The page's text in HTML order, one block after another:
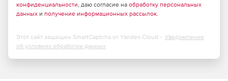
взаиморасчеты, движение денежных средств;
авансовый отчет;
конфиденциальности, даю согласие на обработку персональных
данных и получение информационных рассылок.
Этот сайт защищен SmartCaptcha от Yandex Cloud - Уведомление
об условиях обработки данных